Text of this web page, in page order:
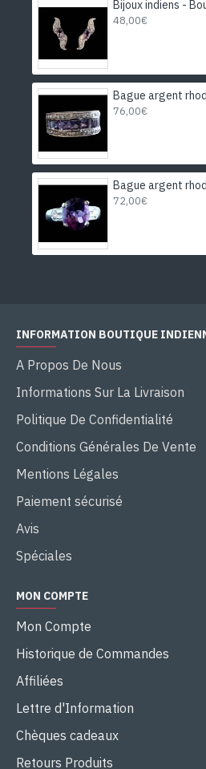
48,00€
76,00€
72,00€
INFORMATION BOUTIQUE
A Propos De Nous
Informations Sur La Livraison
Politique De Confidentialité
Conditions Générales De Vente
Mentions Légales
Paiement sécurisé
Avis
Spéciales
MON COMPTE
Mon Compte
Historique de Commandes
Affiliées
Lettre d'Information
Chèques cadeaux
Retours Produits